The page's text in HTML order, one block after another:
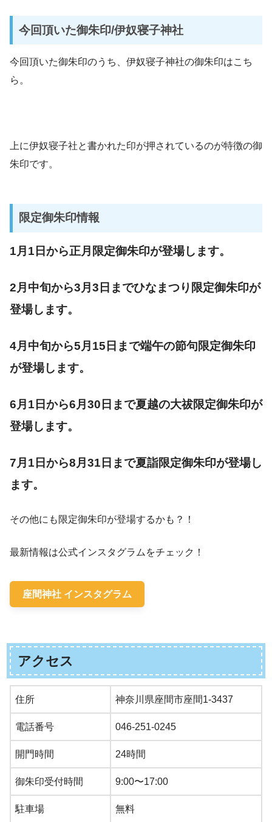
今回頂いた御朱印/伊奴寝子神社
今回頂いた御朱印のうち、伊奴寝子神社の御朱印はこち
ら。
上に伊奴寝子社と書かれた印が押されているのが特徴の御
朱印です。
限定御朱印情報
1月1日から正月限定御朱印が登場します。
2月中旬から3月3日までひなまつり限定御朱印が
登場します。
4月中旬から5月15日まで端午の節句限定御朱印
が登場します。
6月1日から6月30日まで夏越の大祓限定御朱印が
登場します。
7月1日から8月31日まで夏詣限定御朱印が登場し
ます。
その他にも限定御朱印が登場するかも？！
最新情報は公式インスタグラムをチェック！
座間神社 インスタグラム
アクセス
住所 神奈川県座間市座間1-3437
電話番号 046-251-0245
開門時間 24時間
御朱印受付時間 9:00〜17:00
駐車場 無料